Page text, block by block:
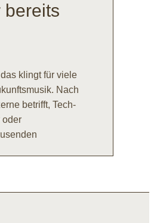
bereits
klingt für viele
Nach
betrifft, Tech-
oder